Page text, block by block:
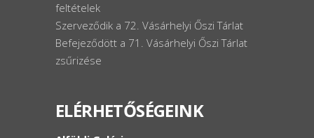
feltételek
Szerveződik a 72. Vásárhelyi Őszi Tárlat
Befejeződött a 71. Vásárhelyi Őszi Tárlat
zsűrizése
ELÉRHETŐSÉGEINK